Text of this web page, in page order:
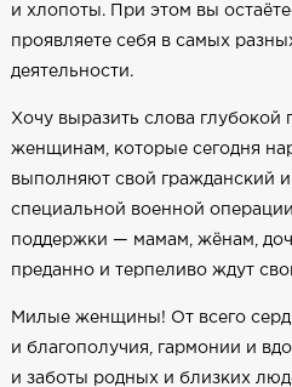
и хлопоты. При этом вы
проявляете себя в самых
деятельности.
Хочу выразить слова глубокой
женщинам, которые сегодня
выполняют свой гражданский
специальной военной
поддержки — мамам, жёнам,
преданно и терпеливо ждут
Милые женщины! От всего
и благополучия, гармонии и
и заботы родных и близких